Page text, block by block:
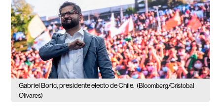
Gabriel Boric, presidente electo de Chile. (Bloomberg/Cristobal
Olivares)